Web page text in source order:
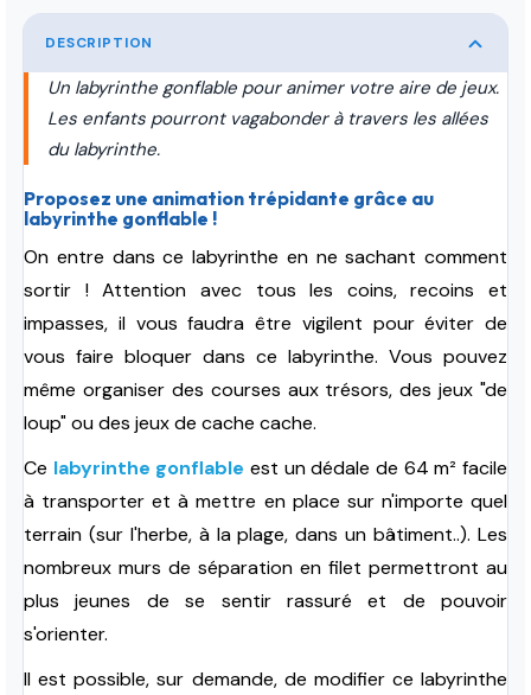
DESCRIPTION
Un labyrinthe gonflable pour animer votre aire de jeux.
Les enfants pourront vagabonder à travers les allées
du labyrinthe.
Proposez une animation trépidante grâce au
labyrinthe gonflable !
On entre dans ce labyrinthe en ne sachant comment
sortir ! Attention avec tous les coins, recoins et
impasses, il vous faudra être vigilent pour éviter de
vous faire bloquer dans ce labyrinthe. Vous pouvez
même organiser des courses aux trésors, des jeux "de
loup" ou des jeux de cache cache.
Ce labyrinthe gonflable est un dédale de 64 m² facile
à transporter et à mettre en place sur n'importe quel
terrain (sur l'herbe, à la plage, dans un bâtiment..). Les
nombreux murs de séparation en filet permettront au
plus jeunes de se sentir rassuré et de pouvoir
s'orienter.
Il est possible, sur demande, de modifier ce labyrinthe